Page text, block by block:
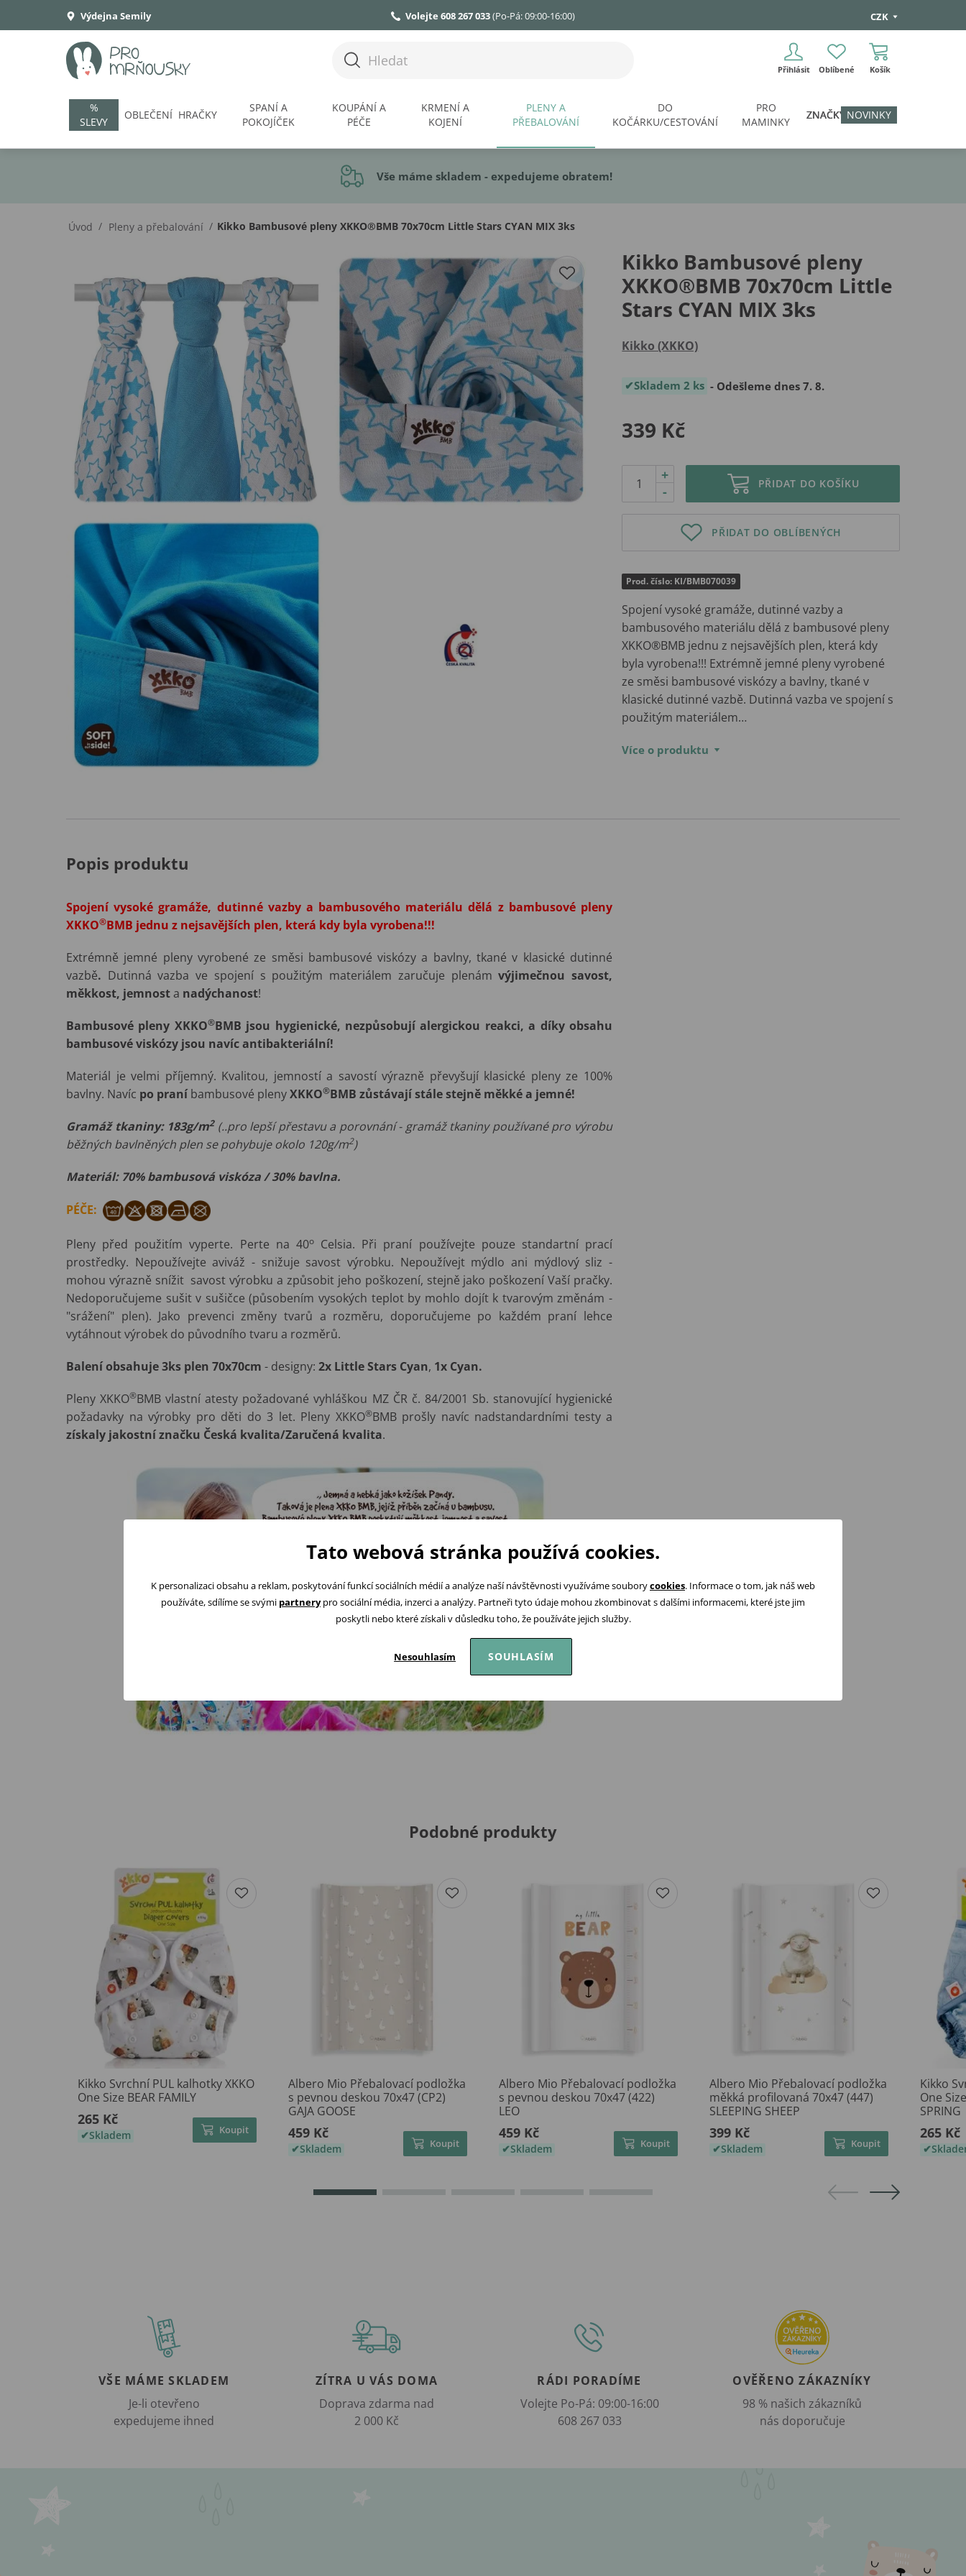
Výdejna Semily Volejte 608 267 033(Po-Pá: 09:00-16:00) CZK
Přihlásit Oblíbené Košík
%
SLEVY
OBLEČENÍ HRAČKY
SPANÍ A
POKOJÍČEK
KOUPÁNÍ A
PÉČE
KRMENÍ A
KOJENÍ
PLENY A
PŘEBALOVÁNÍ
DO
KOČÁRKU/CESTOVÁNÍ
PRO
MAMINKY
ZNAČKY NOVINKY
Vše máme skladem - expedujeme obratem!
Úvod / Pleny a přebalování / Kikko Bambusové pleny XKKO®BMB 70x70cm Little Stars CYAN MIX 3ks
Kikko Bambusové pleny
XKKO®BMB 70x70cm Little
Stars CYAN MIX 3ks
Kikko (XKKO)
Skladem 2 ks - Odešleme dnes 7. 8.
339 Kč
-
+
PŘIDAT DO KOŠÍKU
PŘIDAT DO OBLÍBENÝCH
Prod. číslo: KI/BMB070039
Spojení vysoké gramáže, dutinné vazby a
bambusového materiálu dělá z bambusové pleny
XKKO®BMB jednu z nejsavějších plen, která kdy
byla vyrobena!!! Extrémně jemné pleny vyrobené
ze směsi bambusové viskózy a bavlny, tkané v
klasické dutinné vazbě. Dutinná vazba ve spojení s
použitým materiálem…
Více o produktu
Popis produktu
Spojení vysoké gramáže, dutinné vazby a bambusového materiálu dělá z bambusové pleny
XKKO®BMB jednu z nejsavějších plen, která kdy byla vyrobena!!!
Extrémně jemné pleny vyrobené ze směsi bambusové viskózy a bavlny, tkané v klasické dutinné
vazbě. Dutinná vazba ve spojení s použitým materiálem zaručuje plenámvýjimečnou savost,
měkkost, jemnosta nadýchanost!
Bambusové pleny XKKO®BMB jsou hygienické, nezpůsobují alergickou reakci, a díky obsahu
bambusové viskózy jsou navíc antibakteriální!
Materiál je velmi příjemný. Kvalitou, jemností a savostí výrazně převyšují klasické pleny ze 100%
bavlny. Navíc po praníbambusové plenyXKKO®BMB zůstávají stále stejně měkké a jemné!
Gramáž tkaniny: 183g/m2 (..pro lepší přestavu a porovnání - gramáž tkaniny používané pro výrobu
běžných bavlněných plen se pohybuje okolo 120g/m2)
Materiál: 70% bambusová viskóza / 30% bavlna.
PÉČE:
Pleny před použitím vyperte. Perte na 40oCelsia. Při praní používejte pouze standartní prací
prostředky. Nepoužívejte aviváž - snižuje savost výrobku. Nepoužívejt mýdlo ani mýdlový sliz -
mohou výrazně snížit savost výrobku a způsobit jeho poškození, stejně jako poškození Vaší pračky.
Nedoporučujeme sušit v sušičce (působením vysokých teplot by mohlo dojít k tvarovým změnám -
"srážení" plen). Jako prevenci změny tvarů a rozměru, doporučujeme po každém praní lehce
vytáhnout výrobek do původního tvaru a rozměrů.
Balení obsahuje 3ks plen 70x70cm - designy: 2x Little Stars Cyan, 1x Cyan.
Pleny XKKO®BMB vlastní atesty požadované vyhláškou MZ ČR č. 84/2001 Sb. stanovující hygienické
požadavky na výrobky pro děti do 3 let. Pleny XKKO®BMB prošly navíc nadstandardními testy a
získaly jakostní značku Česká kvalita/Zaručená kvalita.
Podobné produkty
Kikko Svrchní PUL kalhotky XKKO
One Size BEAR FAMILY
265 Kč
Skladem Koupit
Albero Mio Přebalovací podložka
s pevnou deskou 70x47 (CP2)
GAJA GOOSE
459 Kč
Skladem Koupit
Albero Mio Přebalovací podložka
s pevnou deskou 70x47 (422)
LEO
459 Kč
Skladem Koupit
Albero Mio Přebalovací podložka
měkká profilovaná 70x47 (447)
SLEEPING SHEEP
399 Kč
Skladem Koupit
Kikko
One
SPRING
265 Kč
VŠE MÁME SKLADEM
Je-li otevřeno
expedujeme ihned
ZÍTRA U VÁS DOMA
Doprava zdarma nad
2 000 Kč
RÁDI PORADÍME
Volejte Po-Pá: 09:00-16:00
608 267 033
OVĚŘENO ZÁKAZNÍKY
98 % našich zákazníků
nás doporučuje
Tato webová stránka používá cookies.
K personalizaci obsahu a reklam, poskytování funkcí sociálních médií a analýze naší návštěvnosti využíváme souborycookies. Informace o tom, jak náš web
používáte, sdílíme se svými partnerypro sociální média, inzerci a analýzy. Partneři tyto údaje mohou zkombinovat s dalšími informacemi, které jste jim
poskytli nebo které získali v důsledku toho, že používáte jejich služby.
Nesouhlasím SOUHLASÍM